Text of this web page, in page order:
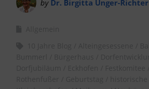
by Dr. Birgitta Unger-Richter